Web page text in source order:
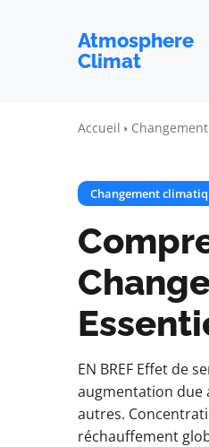
Atmosphere
Climat
Accueil
Changement
EN BREF Effet de
augmentation due
autres.
réchauffement